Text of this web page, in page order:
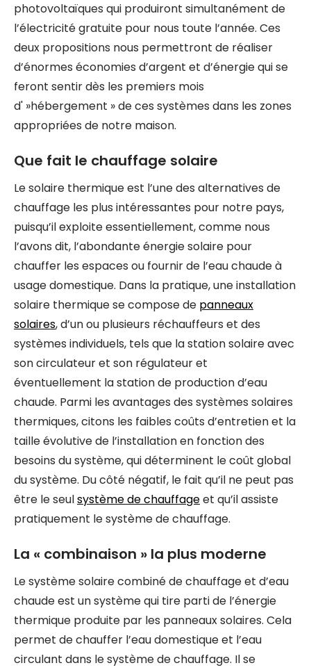
photovoltaïques qui produiront simultanément de
l’électricité gratuite pour nous toute l’année. Ces
deux propositions nous permettront de réaliser
d’énormes économies d’argent et d’énergie qui se
feront sentir dès les premiers mois
d' »hébergement » de ces systèmes dans les zones
appropriées de notre maison.
Que fait le chauffage solaire
Le solaire thermique est l’une des alternatives de
chauffage les plus intéressantes pour notre pays,
puisqu’il exploite essentiellement, comme nous
l’avons dit, l’abondante énergie solaire pour
chauffer les espaces ou fournir de l’eau chaude à
usage domestique. Dans la pratique, une installation
solaire thermique se compose de panneaux
solaires, d’un ou plusieurs réchauffeurs et des
systèmes individuels, tels que la station solaire avec
son circulateur et son régulateur et
éventuellement la station de production d’eau
chaude. Parmi les avantages des systèmes solaires
thermiques, citons les faibles coûts d’entretien et la
taille évolutive de l’installation en fonction des
besoins du système, qui déterminent le coût global
du système. Du côté négatif, le fait qu’il ne peut pas
être le seulsystème de chauffageet qu’il assiste
pratiquement le système de chauffage.
La « combinaison » la plus moderne
Le système solaire combiné de chauffage et d’eau
chaude est un système qui tire parti de l’énergie
thermique produite par les panneaux solaires. Cela
permet de chauffer l’eau domestique et l’eau
circulant dans le système de chauffage. Il se